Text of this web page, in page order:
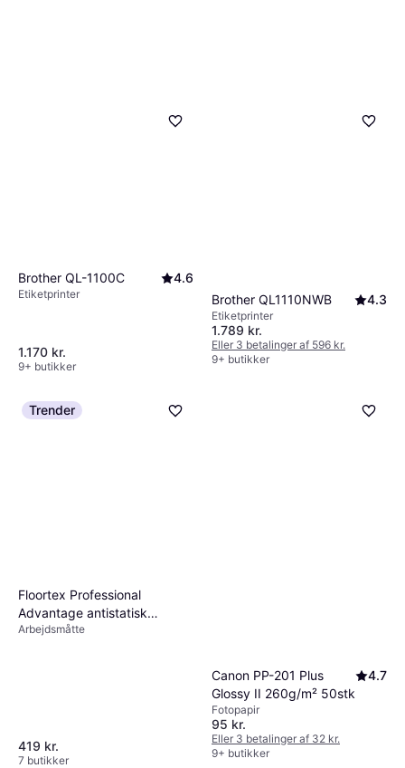
Brother QL-1100C 4.6
Etiketprinter
1.170 kr.
9+ butikker
Brother QL1110NWB 4.3
Etiketprinter
1.789 kr.
Eller 3 betalinger af 596 kr.
9+ butikker
Trender
Floortex Professional
Advantage antistatisk
stoleunderlag
Arbejdsmåtte
419 kr.
7 butikker
Canon PP-201 Plus
Glossy II 260g/m² 50stk
4.7
Fotopapir
95 kr.
Eller 3 betalinger af 32 kr.
9+ butikker